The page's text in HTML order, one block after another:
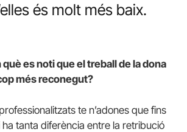
és molt més baix.
es noti que el treball de la dona
més reconegut?
te n’adones que fins
tanta diferència entre la retribució